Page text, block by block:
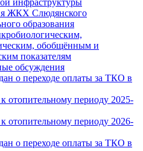
инфраструктуры
ЖКХ Слюдянского
образования
обобщённым и
показателям
обсуждения
о переходе оплаты за ТКО в
отопительному периоду 2025-
отопительному периоду 2026-
о переходе оплаты за ТКО в